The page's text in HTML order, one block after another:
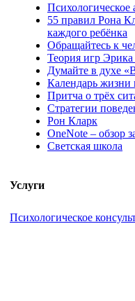
Психологическое
55 правил Рона
каждого ребёнка
Обращайтесь к
Теория игр Эрика
Думайте в духе
Календарь жизни
Притча о трёх
Стратегии
Рон Кларк
OneNote – обзор
Светская школа
Услуги
Психологическое